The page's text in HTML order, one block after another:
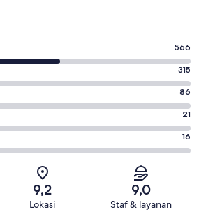
566
315
86
21
16
9,2
Lokasi
9,0
Staf & layanan